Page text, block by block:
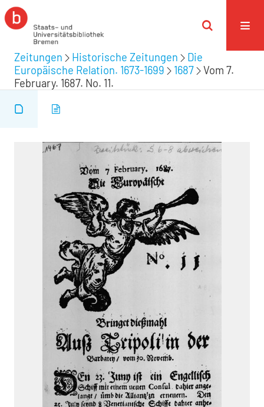
Zeitungen Historische Zeitungen
Die
Europäische Relation. 1673-1699
1687
Vom 7.
February. 1687. No. 11.